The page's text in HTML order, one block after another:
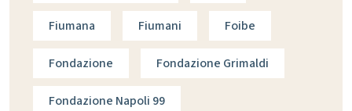
Fiumana Fiumani Foibe
Fondazione Fondazione Grimaldi
Fondazione Napoli 99